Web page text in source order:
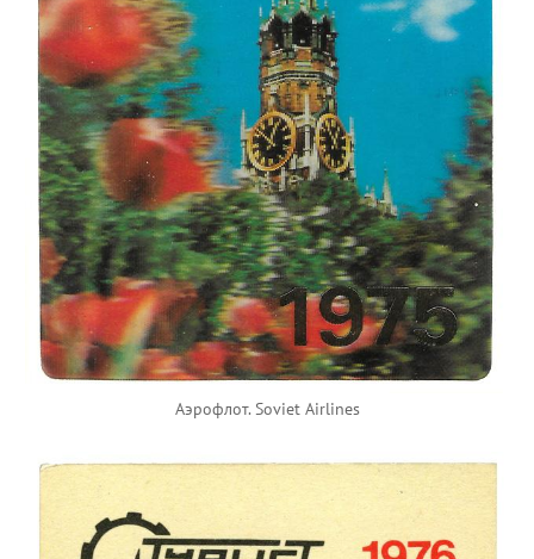
Аэрофлот. Soviet Airlines